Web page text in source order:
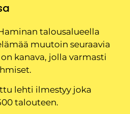
talousalueella
muutoin seuraavia
kanava, jolla varmasti
lehti ilmestyy joka
talouteen.